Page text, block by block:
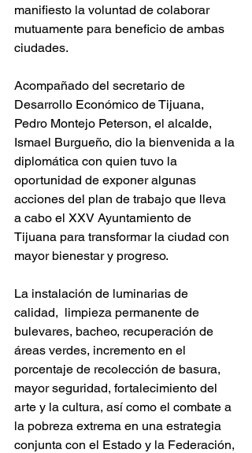
manifiesto la voluntad de colaborar
mutuamente para beneficio de ambas
ciudades.
Acompañado del secretario de
Desarrollo Económico de Tijuana,
Pedro Montejo Peterson, el alcalde,
Ismael Burgueño, dio la bienvenida a la
diplomática con quien tuvo la
oportunidad de exponer algunas
acciones del plan de trabajo que lleva
a cabo el XXV Ayuntamiento de
Tijuana para transformar la ciudad con
mayor bienestar y progreso.
La instalación de luminarias de
calidad,  limpieza permanente de
bulevares, bacheo, recuperación de
áreas verdes, incremento en el
porcentaje de recolección de basura,
mayor seguridad, fortalecimiento del
arte y la cultura, así como el combate a
la pobreza extrema en una estrategia
conjunta con el Estado y la Federación,